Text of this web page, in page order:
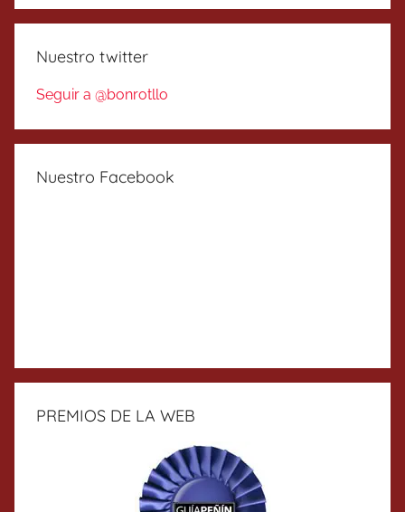
Nuestro twitter
Seguir a @bonrotllo
Nuestro Facebook
PREMIOS DE LA WEB